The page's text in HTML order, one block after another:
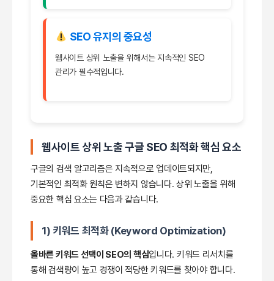
SEO 유지의 중요성
웹사이트 상위 노출을 위해서는 지속적인 SEO
관리가 필수적입니다.
웹사이트 상위 노출 구글 SEO 최적화 핵심 요소
구글의 검색 알고리즘은 지속적으로 업데이트되지만,
기본적인 최적화 원칙은 변하지 않습니다. 상위 노출을 위해
중요한 핵심 요소는 다음과 같습니다.
1) 키워드 최적화 (Keyword Optimization)
올바른 키워드 선택이 SEO의 핵심입니다. 키워드 리서치를
통해 검색량이 높고 경쟁이 적당한 키워드를 찾아야 합니다.